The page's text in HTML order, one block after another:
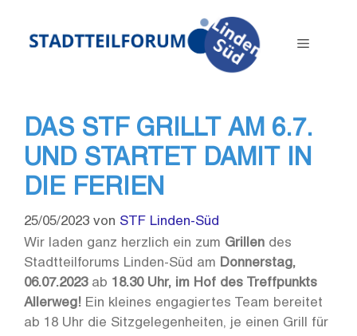
springen
Menü
DAS STF GRILLT AM 6.7.
UND STARTET DAMIT IN
DIE FERIEN
25/05/2023 von STF Linden-Süd
Wir laden ganz herzlich ein zum Grillen des
Stadtteilforums Linden-Süd am Donnerstag,
06.07.2023ab 18.30 Uhr, im Hof des Treffpunkts
Allerweg! Ein kleines engagiertes Team bereitet
ab 18 Uhr die Sitzgelegenheiten, je einen Grill für